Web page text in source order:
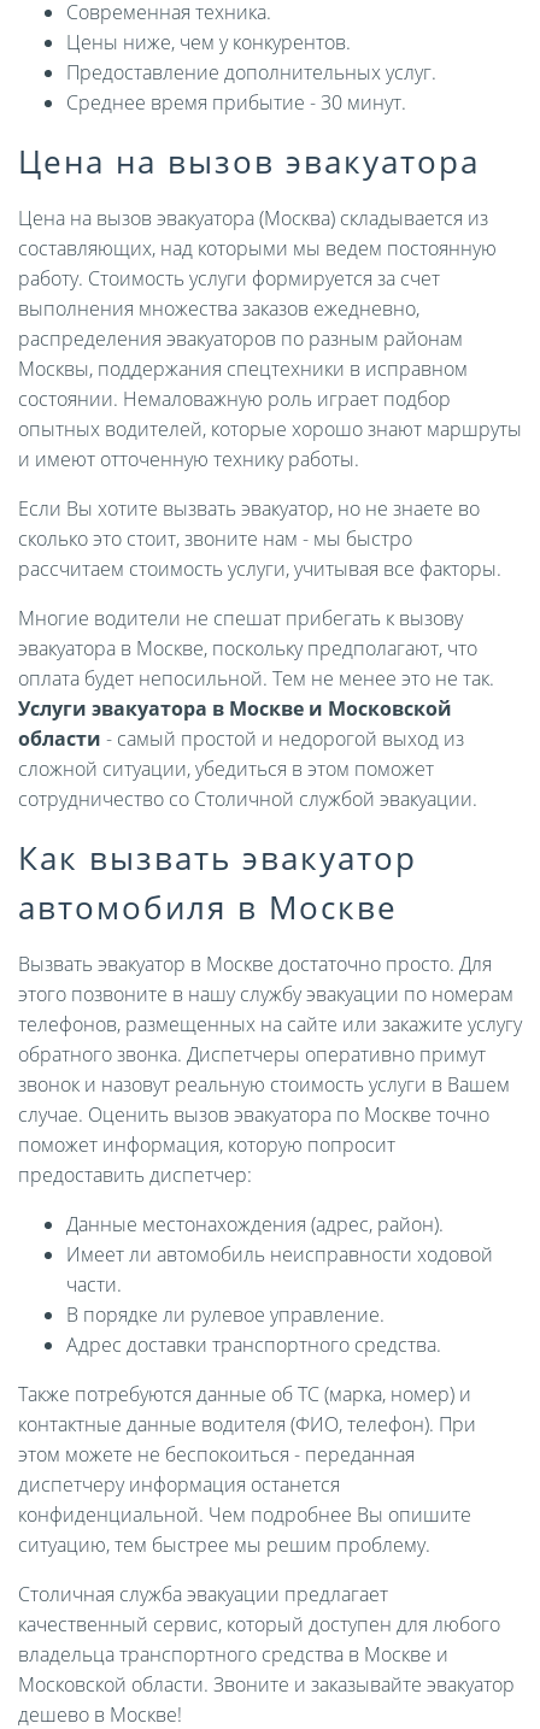
Современная техника.
Цены ниже, чем у конкурентов.
Предоставление дополнительных услуг.
Среднее время прибытие - 30 минут.
Цена на вызов эвакуатора
Цена на вызов эвакуатора (Москва) складывается из
составляющих, над которыми мы ведем постоянную
работу. Стоимость услуги формируется за счет
выполнения множества заказов ежедневно,
распределения эвакуаторов по разным районам
Москвы, поддержания спецтехники в исправном
состоянии. Немаловажную роль играет подбор
опытных водителей, которые хорошо знают маршруты
и имеют отточенную технику работы.
Если Вы хотите вызвать эвакуатор, но не знаете во
сколько это стоит, звоните нам - мы быстро
рассчитаем стоимость услуги, учитывая все факторы.
Многие водители не спешат прибегать к вызову
эвакуатора в Москве, поскольку предполагают, что
оплата будет непосильной. Тем не менее это не так.
Услуги эвакуатора в Москве и Московской
области - самый простой и недорогой выход из
сложной ситуации, убедиться в этом поможет
сотрудничество со Столичной службой эвакуации.
Как вызвать эвакуатор
автомобиля в Москве
Вызвать эвакуатор в Москве достаточно просто. Для
этого позвоните в нашу службу эвакуации по номерам
телефонов, размещенных на сайте или закажите услугу
обратного звонка. Диспетчеры оперативно примут
звонок и назовут реальную стоимость услуги в Вашем
случае. Оценить вызов эвакуатора по Москве точно
поможет информация, которую попросит
предоставить диспетчер:
Данные местонахождения (адрес, район).
Имеет ли автомобиль неисправности ходовой
части.
В порядке ли рулевое управление.
Адрес доставки транспортного средства.
Также потребуются данные об ТС (марка, номер) и
контактные данные водителя (ФИО, телефон). При
этом можете не беспокоиться - переданная
диспетчеру информация останется
конфиденциальной. Чем подробнее Вы опишите
ситуацию, тем быстрее мы решим проблему.
Столичная служба эвакуации предлагает
качественный сервис, который доступен для любого
владельца транспортного средства в Москве и
Московской области. Звоните и заказывайте эвакуатор
дешево в Москве!